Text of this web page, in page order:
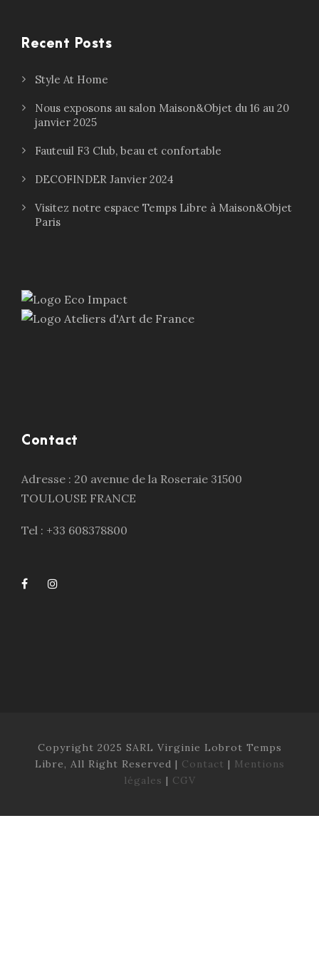
Recent Posts
Style At Home
Nous exposons au salon Maison&Objet du 16 au 20
janvier 2025
Fauteuil F3 Club, beau et confortable
DECOFINDER Janvier 2024
Visitez notre espace Temps Libre à Maison&Objet
Paris
Contact
Adresse : 20 avenue de la Roseraie 31500
TOULOUSE FRANCE
Tel : +33 608378800
Copyright 2025 SARL Virginie Lobrot Temps
Libre, All Right Reserved | Contact | Mentions
légales | CGV